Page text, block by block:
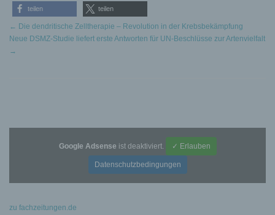
teilen teilen
← Die dendritische Zelltherapie – Revolution in der Krebsbekämpfung
Neue DSMZ-Studie liefert erste Antworten für UN-Beschlüsse zur Artenvielfalt
→
Google Adsense ist deaktiviert. ✓ Erlauben
Datenschutzbedingungen
zu fachzeitungen.de